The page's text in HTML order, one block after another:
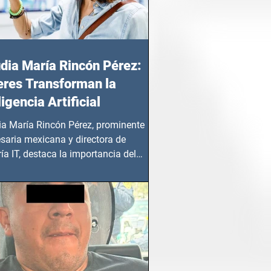
María Rincón Pérez:
Transforman la
Artificial
María Rincón Pérez, prominente
mexicana y directora de
IT, destaca la importancia del